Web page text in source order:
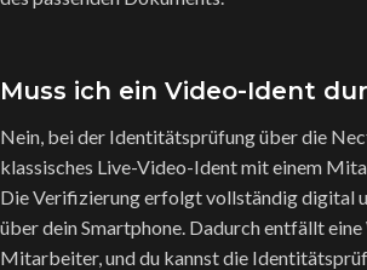
Muss ich ein Video-Ident
Nein, bei der Identitätsprüfung über die
klassisches Live-Video-Ident mit einem
Die Verifizierung erfolgt vollständig digital
über dein Smartphone. Dadurch entfällt
Mitarbeiter, und du kannst die